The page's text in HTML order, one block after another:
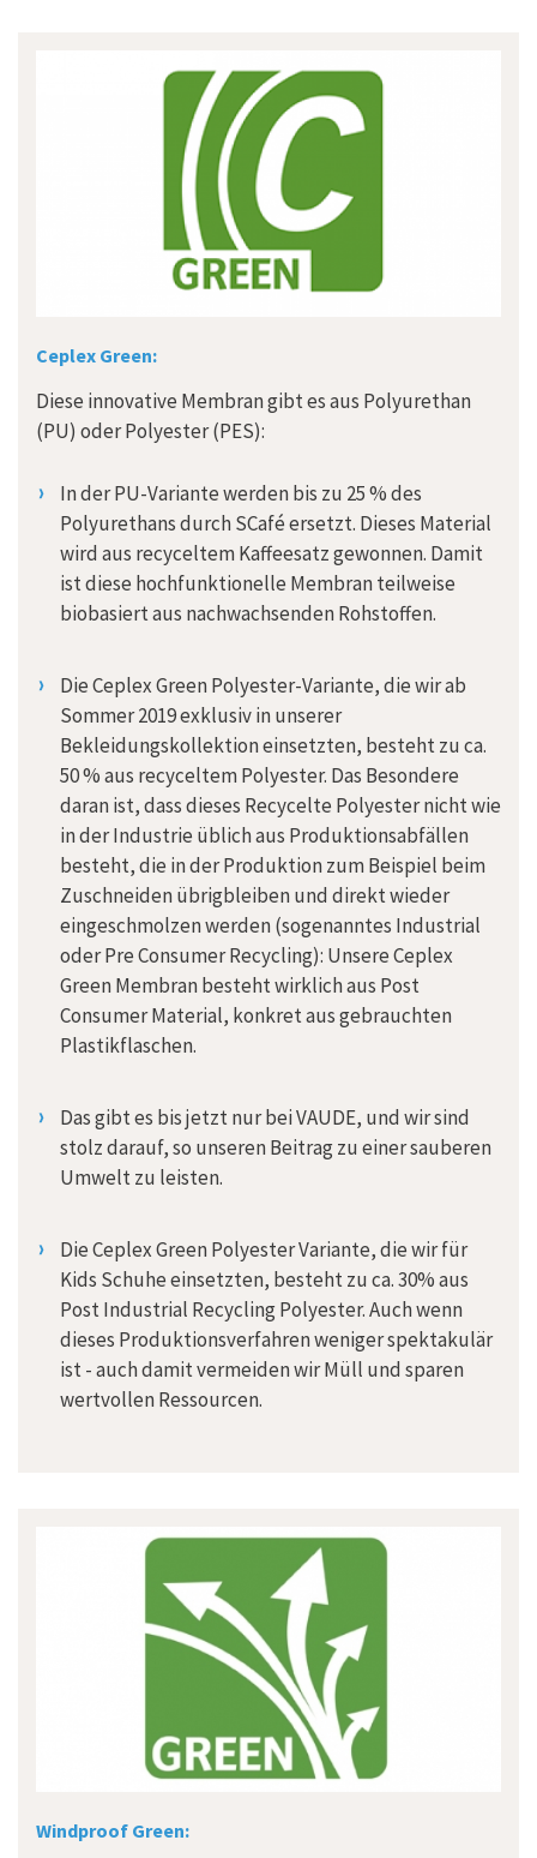
Ceplex Green:
Diese innovative Membran gibt es aus Polyurethan
(PU) oder Polyester (PES):
In der PU-Variante werden bis zu 25 % des
Polyurethans durch SCafé ersetzt. Dieses Material
wird aus recyceltem Kaffeesatz gewonnen. Damit
ist diese hochfunktionelle Membran teilweise
biobasiert aus nachwachsenden Rohstoffen.
Die Ceplex Green Polyester-Variante, die wir ab
Sommer 2019 exklusiv in unserer
Bekleidungskollektion einsetzten, besteht zu ca.
50 % aus recyceltem Polyester. Das Besondere
daran ist, dass dieses Recycelte Polyester nicht wie
in der Industrie üblich aus Produktionsabfällen
besteht, die in der Produktion zum Beispiel beim
Zuschneiden übrigbleiben und direkt wieder
eingeschmolzen werden (sogenanntes Industrial
oder Pre Consumer Recycling): Unsere Ceplex
Green Membran besteht wirklich aus Post
Consumer Material, konkret aus gebrauchten
Plastikflaschen.
Das gibt es bis jetzt nur bei VAUDE, und wir sind
stolz darauf, so unseren Beitrag zu einer sauberen
Umwelt zu leisten.
Die Ceplex Green Polyester Variante, die wir für
Kids Schuhe einsetzten, besteht zu ca. 30% aus
Post Industrial Recycling Polyester. Auch wenn
dieses Produktionsverfahren weniger spektakulär
ist - auch damit vermeiden wir Müll und sparen
wertvollen Ressourcen.
Windproof Green: